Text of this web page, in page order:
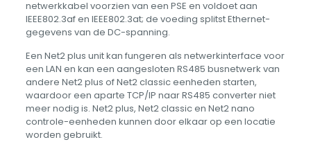
netwerkkabel voorzien van een PSE en voldoet aan
IEEE802.3af en IEEE802.3at; de voeding splitst Ethernet-
gegevens van de DC-spanning.
Een Net2 plus unit kan fungeren als netwerkinterface voor
een LAN en kan een aangesloten RS485 busnetwerk van
andere Net2 plus of Net2 classic eenheden starten,
waardoor een aparte TCP/IP naar RS485 converter niet
meer nodig is. Net2 plus, Net2 classic en Net2 nano
controle-eenheden kunnen door elkaar op een locatie
worden gebruikt.